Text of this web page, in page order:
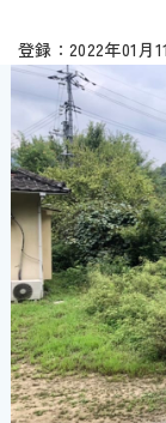
2022年01月